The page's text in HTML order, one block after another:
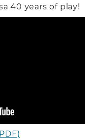
40 years of play!